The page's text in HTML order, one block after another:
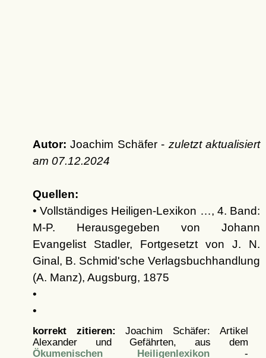
Autor: Joachim Schäfer - zuletzt aktualisiert
am 07.12.2024
Quellen:
• Vollständiges Heiligen-Lexikon …, 4. Band:
M-P. Herausgegeben von Johann
Evangelist Stadler, Fortgesetzt von J. N.
Ginal, B. Schmid'sche Verlagsbuchhandlung
(A. Manz), Augsburg, 1875
•
•
korrekt zitieren: Joachim Schäfer: Artikel
Alexander und Gefährten, aus dem
Ökumenischen Heiligenlexikon -